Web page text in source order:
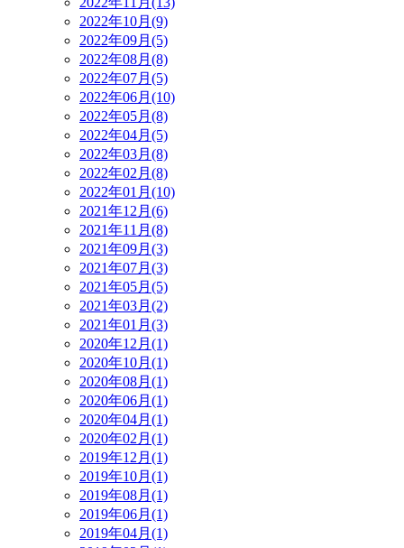
2022年10月(9)
2022年09月(5)
2022年08月(8)
2022年07月(5)
2022年06月(10)
2022年05月(8)
2022年04月(5)
2022年03月(8)
2022年02月(8)
2022年01月(10)
2021年12月(6)
2021年11月(8)
2021年09月(3)
2021年07月(3)
2021年05月(5)
2021年03月(2)
2021年01月(3)
2020年12月(1)
2020年10月(1)
2020年08月(1)
2020年06月(1)
2020年04月(1)
2020年02月(1)
2019年12月(1)
2019年10月(1)
2019年08月(1)
2019年06月(1)
2019年04月(1)